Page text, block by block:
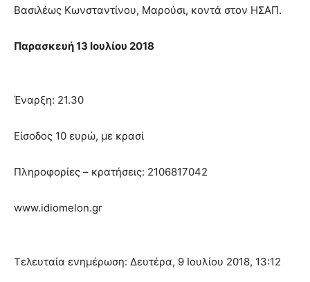
Βασιλέως Κωνσταντίνου, Μαρούσι, κοντά στον ΗΣΑΠ.
Παρασκευή 13 Ιουλίου 2018
Έναρξη: 21.30
Είσοδος 10 ευρώ, με κρασί
Πληροφορίες – κρατήσεις: 2106817042
www.idiomelon.gr
Τελευταία ενημέρωση: Δευτέρα, 9 Ιουλίου 2018, 13:12